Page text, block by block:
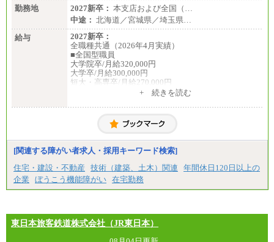
■(株)JTBパブリッシング ※2027年新卒募集終了
総合職 月給241,000円
中途：
①月給227,000円以上
②月給212,000円以上
③月給172,500円以上
④月給23万円～37万円
⑤月給20万円～25万円
⑥月給33万円～48万円
⑦月給271,000円以上
⑧～⑮月給200,000円〜月給400,000円
⑯月給185,000円以上
⑱月給212,000円以上
以上
⑳月給205,000円以上
㉑月給185,000 円以上
㉒月給185,000 円以上
㉓月給224,500円以上
※全コース共通※ 能力・経験・勤務地などにより
勤務地
2027新卒： 本支店および全国（…
中途： 北海道／宮城県／埼玉県…
給与
2027新卒：
全職種共通（2026年4月実績）
■全国型職員
大学院卒/月給320,000円
大学卒/月給300,000円
短大・高専卒/月給270,000円
大学院卒/月給256,000円～288,000円
大学卒/月給240,000円～270,000円
短大・高専卒/月給216,000円～243,000円
■特定職員※
大学院卒/月給234,000円～263,000円
大学卒/月給219,000円～246,000円
短大・高専卒/月給197,000円～222,000円
※拠点型職員、特定職員の給与は、生活の拠点が定
す。
中途：
全職種共通
+ 続きを読む
[関連する障がい者求人・採用キーワード検索]
住宅・建設・不動産
技術（建築、土木）関連
年間休日120日以上の
企業
ぼうこう機能障がい 在宅勤務
東日本旅客鉄道株式会社（JR東日本）